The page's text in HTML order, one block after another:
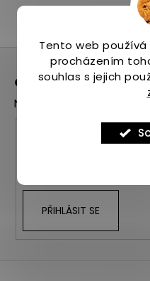
Tento web používá
procházením
souhlas s jejich
Popis produktu není
Odebírat
Nezmeškejte žádné
Vložením e-mailu
PŘIHLÁSIT SE